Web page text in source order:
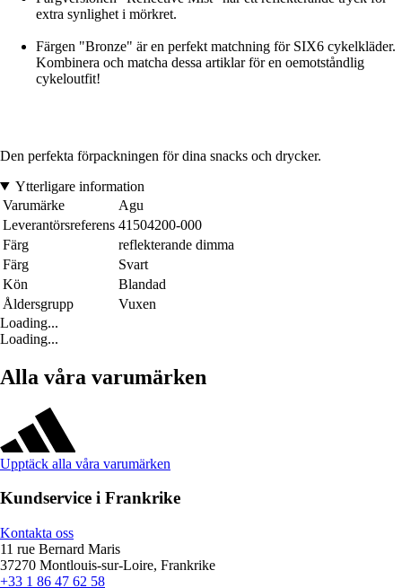
extra synlighet i mörkret.
Färgen "Bronze" är en perfekt matchning för SIX6 cykelkläder.
Kombinera och matcha dessa artiklar för en oemotståndlig
cykeloutfit!
Den perfekta förpackningen för dina snacks och drycker.
Ytterligare information
Varumärke
Agu
Leverantörsreferens 41504200-000
Färg
reflekterande dimma
Färg
Svart
Kön
Blandad
Åldersgrupp
Vuxen
Loading...
Loading...
Alla våra varumärken
Upptäck alla våra varumärken
Kundservice i Frankrike
Kontakta oss
11 rue Bernard Maris
37270 Montlouis-sur-Loire, Frankrike
+33 1 86 47 62 58